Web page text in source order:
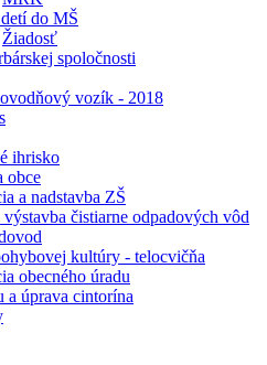
do MŠ
Žiadosť
spoločnosti
vozík - 2018
ihrisko
obce
a nadstavba ZŠ
čistiarne odpadových vôd
kultúry - telocvičňa
obecného úradu
a úprava cintorína